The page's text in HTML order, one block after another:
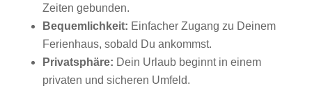
Zeiten gebunden.
Bequemlichkeit: Einfacher Zugang zu Deinem
Ferienhaus, sobald Du ankommst.
Privatsphäre: Dein Urlaub beginnt in einem
privaten und sicheren Umfeld.